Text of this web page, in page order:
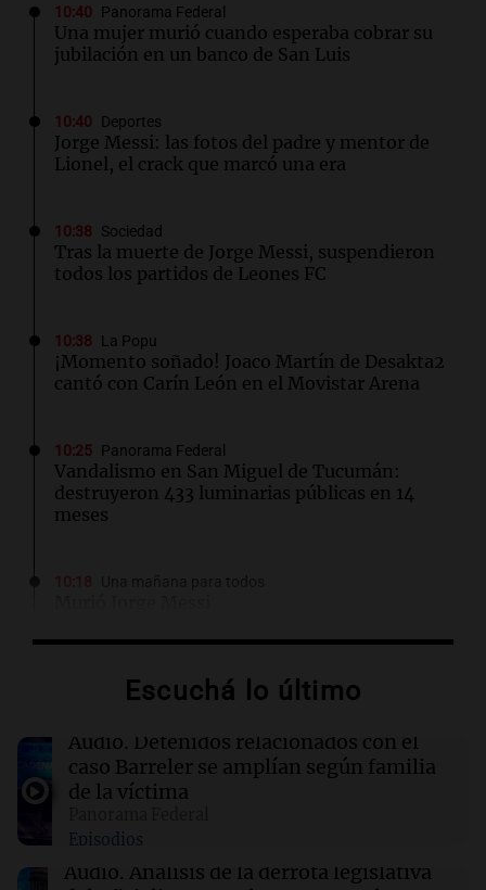
10:40 Panorama Federal
Una mujer murió cuando esperaba cobrar su
jubilación en un banco de San Luis
10:40 Deportes
Jorge Messi: las fotos del padre y mentor de
Lionel, el crack que marcó una era
10:38 Sociedad
Tras la muerte de Jorge Messi, suspendieron
todos los partidos de Leones FC
10:38 La Popu
¡Momento soñado! Joaco Martín de Desakta2
cantó con Carín León en el Movistar Arena
10:25 Panorama Federal
Vandalismo en San Miguel de Tucumán:
destruyeron 433 luminarias públicas en 14
meses
Conmoción mundial: murió Jorge Messi, el
10:12 Una mañana para todos
Estiman que la inflación nacional de julio será
Escuchá lo último
Audio. Detenidos relacionados con el
caso Barreler se amplían según familia
de la víctima
Episodios
Audio. Análisis de la derrota legislativa